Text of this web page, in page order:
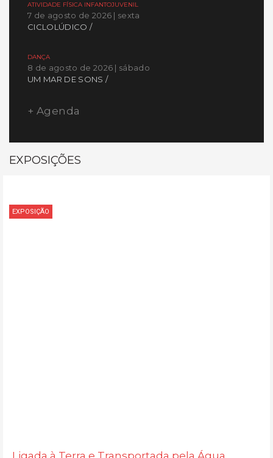
ATIVIDADE FÍSICA INFANTOJUVENIL
7 de agosto de 2026 | sexta
CICLOLÚDICO /
DANÇA
8 de agosto de 2026 | sábado
UM MAR DE SONS /
+ Agenda
EXPOSIÇÕES
EXPOSIÇÃO
Ligada à Terra e Transportada pela Água